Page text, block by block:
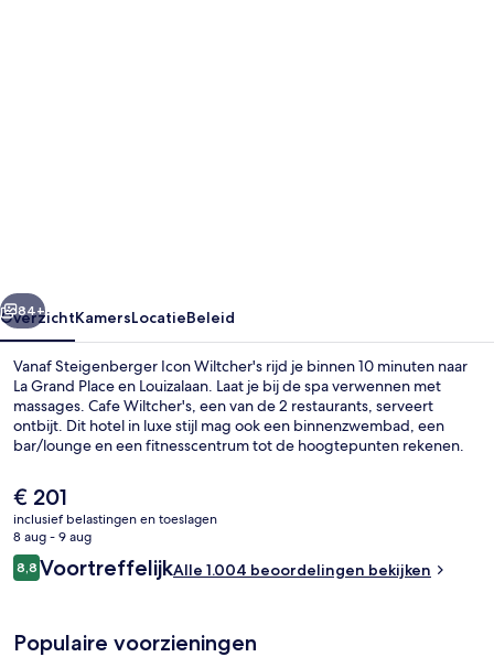
Volgende
84+
OverzichtKamersLocatieBeleid
Vanaf Steigenberger Icon Wiltcher's rijd je binnen 10 minuten naar
La Grand Place en Louizalaan. Laat je bij de spa verwennen met
massages. Cafe Wiltcher's, een van de 2 restaurants, serveert
ontbijt. Dit hotel in luxe stijl mag ook een binnenzwembad, een
bar/lounge en een fitnesscentrum tot de hoogtepunten rekenen.
personeel. De accommodatie ligt op korte loopafstand van het
openbaar vervoer: Tramhalte Stéphanie bevindt zich vlakbij en in 5
minuten loop je naar Tramhalte Faider.
De
huidige
prijs
is
€ 201
€ 201
inclusief belastingen en toeslagen
8 aug - 9 aug
Beoordelingen
8,88,8 op 10 –
VoortreffelijkAlle 1.004 beoordelingen bekijken
Populaire voorzieningen